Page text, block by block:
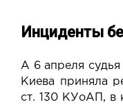
Инциденты
А 6 апреля судья
Киева приняла
ст. 130 КУоАП, в